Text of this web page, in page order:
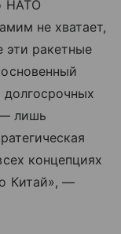
НАТО
не хватает,
эти ракетные
долгосрочных
— лишь
концепциях
Китай», —